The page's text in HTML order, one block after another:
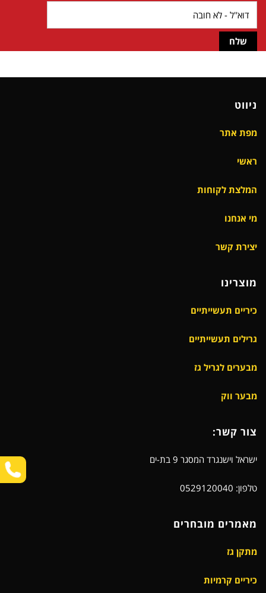
ניווט
מפת אתר
ראשי
המלצת לקוחות
מי אנחנו
יצירת קשר
מוצרינו
כיריים תעשייתיים
גרילים תעשייתיים
מבערים לגריל גז
מבער ווק
צור קשר:
ישראל וישנגרד המסגר 9 בת-ים
טלפון: 0529120040
מאמרים מובחרים
מתקן גז
כיריים קרמיות